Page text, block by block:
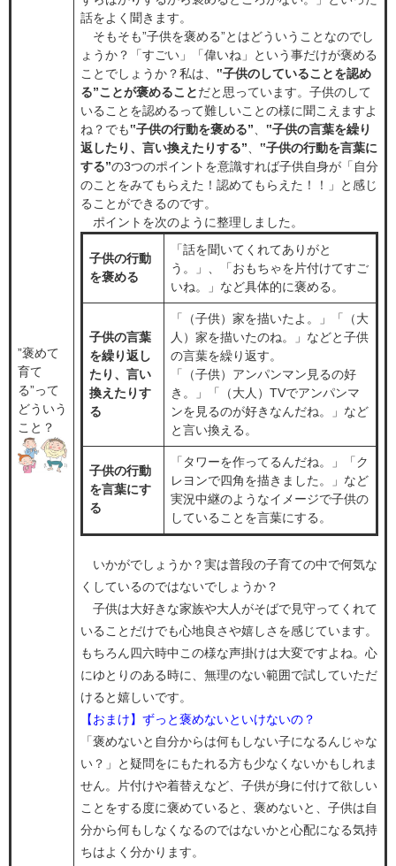
”褒めて
育て
る”って
どういう
こと？
話をよく聞きます。
​ そもそも”子供を褒める”とはどういうことなのでし
ょうか？「すごい」「偉いね」という事だけが褒める
ことでしょうか？私は、 ‟​子供のしていることを認め
る”ことが褒めることだと思っています。子供のして
いることを認めるって難しいことの様に聞こえますよ
ね？でも‟​子供の行動を褒める”、 ‟​子供の言葉を繰り
返したり、言い換えたりする”、 ‟​子供の行動を言葉に
する”の3つのポイントを意識すれば子供自身が「自分
のことをみてもらえた！認めてもらえた！！」と感じ
ることができるのです。
ポイントを次のように整理しました。
子供の行動
を褒める
「話を聞いてくれてありがと
う。」、「おもちゃを片付けてすご
いね。」など具体的に褒める。
子供の言葉
を繰り返し
たり、言い
換えたりす
る
「（子供）家を描いたよ。」「（大
人）家を描いたのね。」などと子供
の言葉を繰り返す。
​「（子供）アンパンマン見るの好
き。」「（大人）TVでアンパンマ
ンを見るのが好きなんだね。」など
と言い換える。
子供の行動
を言葉にす
る
「タワーを作ってるんだね。」「ク
レヨンで四角を描きました。」など
実況中継のようなイメージで子供の
していることを言葉にする。
いかがでしょうか？実は普段の子育ての中で何気な
くしているのではないでしょうか？
子供は大好きな家族や大人がそばで見守ってくれて
いることだけでも心地良さや嬉しさを感じています。
もちろん四六時中この様な声掛けは大変ですよね。心
にゆとりのある時に、無理のない範囲で試していただ
けると嬉しいです。
【おまけ】ずっと褒めないといけないの？
「褒めないと自分からは何もしない子になるんじゃな
い？」と疑問をにもたれる方も少なくないかもしれま
せん。片付けや着替えなど、子供が身に付けて欲しい
ことをする度に褒めていると、褒めないと、子供は自
分から何もしなくなるのではないかと心配になる気持
ちはよく分かります。